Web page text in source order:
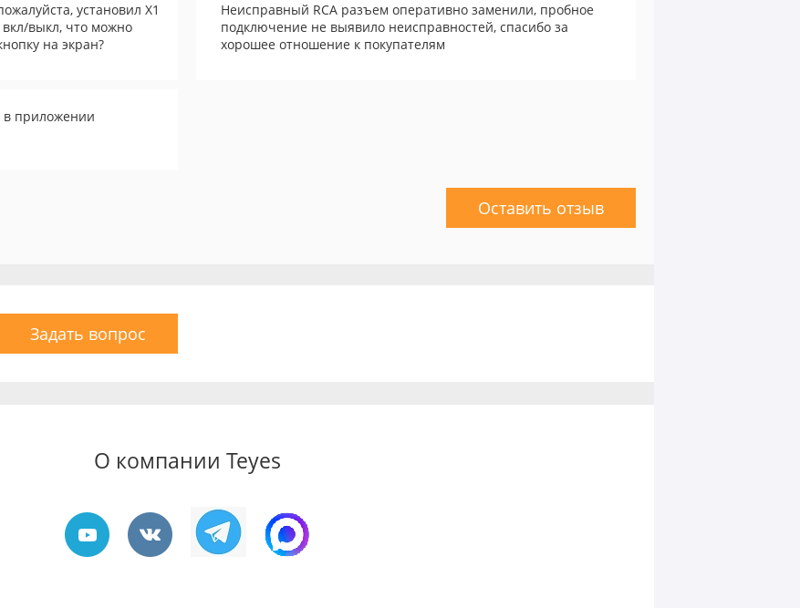
установил Х1
вкл/выкл, что можно
на экран?
в приложении
Неисправный RCA разъем оперативно заменили, пробное
подключение не выявило неисправностей, спасибо за
хорошее отношение к покупателям
Оставить отзыв
Задать вопрос
О компании Teyes